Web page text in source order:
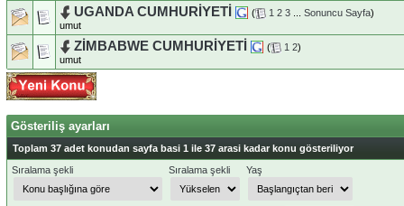
UGANDA CUMHURİYETİ ( 1 2 3 Sonuncu Sayfa)
umut
ZİMBABWE CUMHURİYETİ ( 1 2)
umut
Gösteriliş ayarları
Toplam 37 adet konudan sayfa basi 1 ile 37 arasi kadar konu gösteriliyor
Sıralama şekli
Sıralama şekli Yaş